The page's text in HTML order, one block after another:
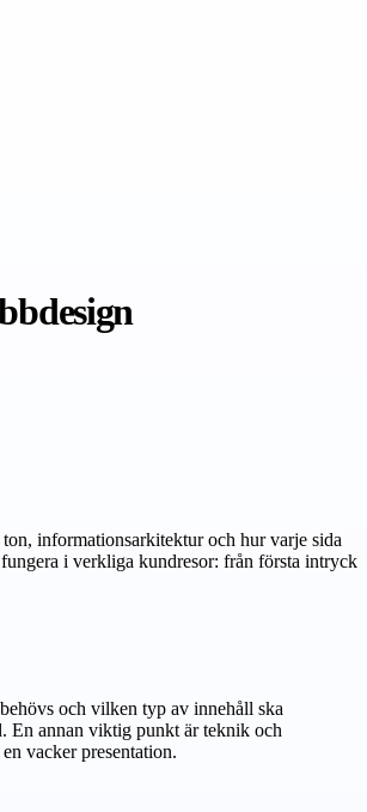
informationsarkitektur och hur varje sida
i verkliga kundresor: från första intryck
och vilken typ av innehåll ska
En annan viktig punkt är teknik och
vacker presentation.